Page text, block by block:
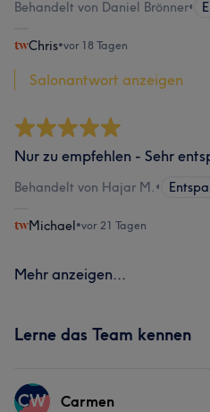
Behandelt von Daniel Brönner•
Chris•vor 18 Tagen
Salonantwort anzeigen
Nur zu empfehlen - Sehr
Behandelt von Hajar M.•
Michael•vor 21 Tagen
Mehr anzeigen...
Lerne das Team kennen
CW Carmen